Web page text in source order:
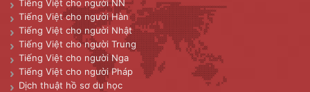
Tiếng Việt cho người NN
Tiếng Việt cho người Hàn
Tiếng Việt cho người Nhật
Tiếng Việt cho người Trung
Tiếng Việt cho người Nga
Tiếng Việt cho người Pháp
Dịch thuật hồ sơ du học